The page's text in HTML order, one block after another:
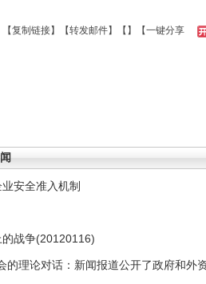
【复制链接】【转发邮件】【 】 【一键分享
安全准入机制
战争(20120116)
的理论对话：新闻报道公开了政府和外